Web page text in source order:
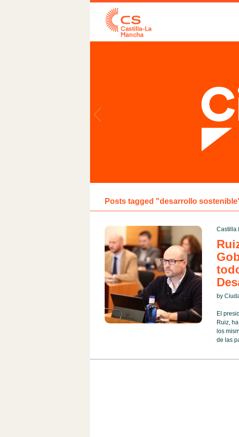
Posts tagged "desarrollo
Castilla
by
El
Ruiz,
los
de las